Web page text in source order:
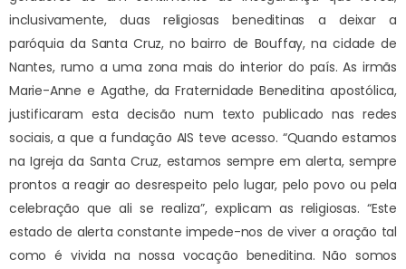
inclusivamente, duas religiosas beneditinas a deixar a
paróquia da Santa Cruz, no bairro de Bouffay, na cidade de
Nantes, rumo a uma zona mais do interior do país. As irmãs
Marie-Anne e Agathe, da Fraternidade Beneditina apostólica,
justificaram esta decisão num texto publicado nas redes
sociais, a que a fundação AIS teve acesso. “Quando estamos
na Igreja da Santa Cruz, estamos sempre em alerta, sempre
prontos a reagir ao desrespeito pelo lugar, pelo povo ou pela
celebração que ali se realiza”, explicam as religiosas. “Este
estado de alerta constante impede-nos de viver a oração tal
como é vivida na nossa vocação beneditina. Não somos